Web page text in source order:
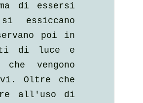
di essersi
essiccano
poi in
di luce e
vengono
Oltre che
all'uso di